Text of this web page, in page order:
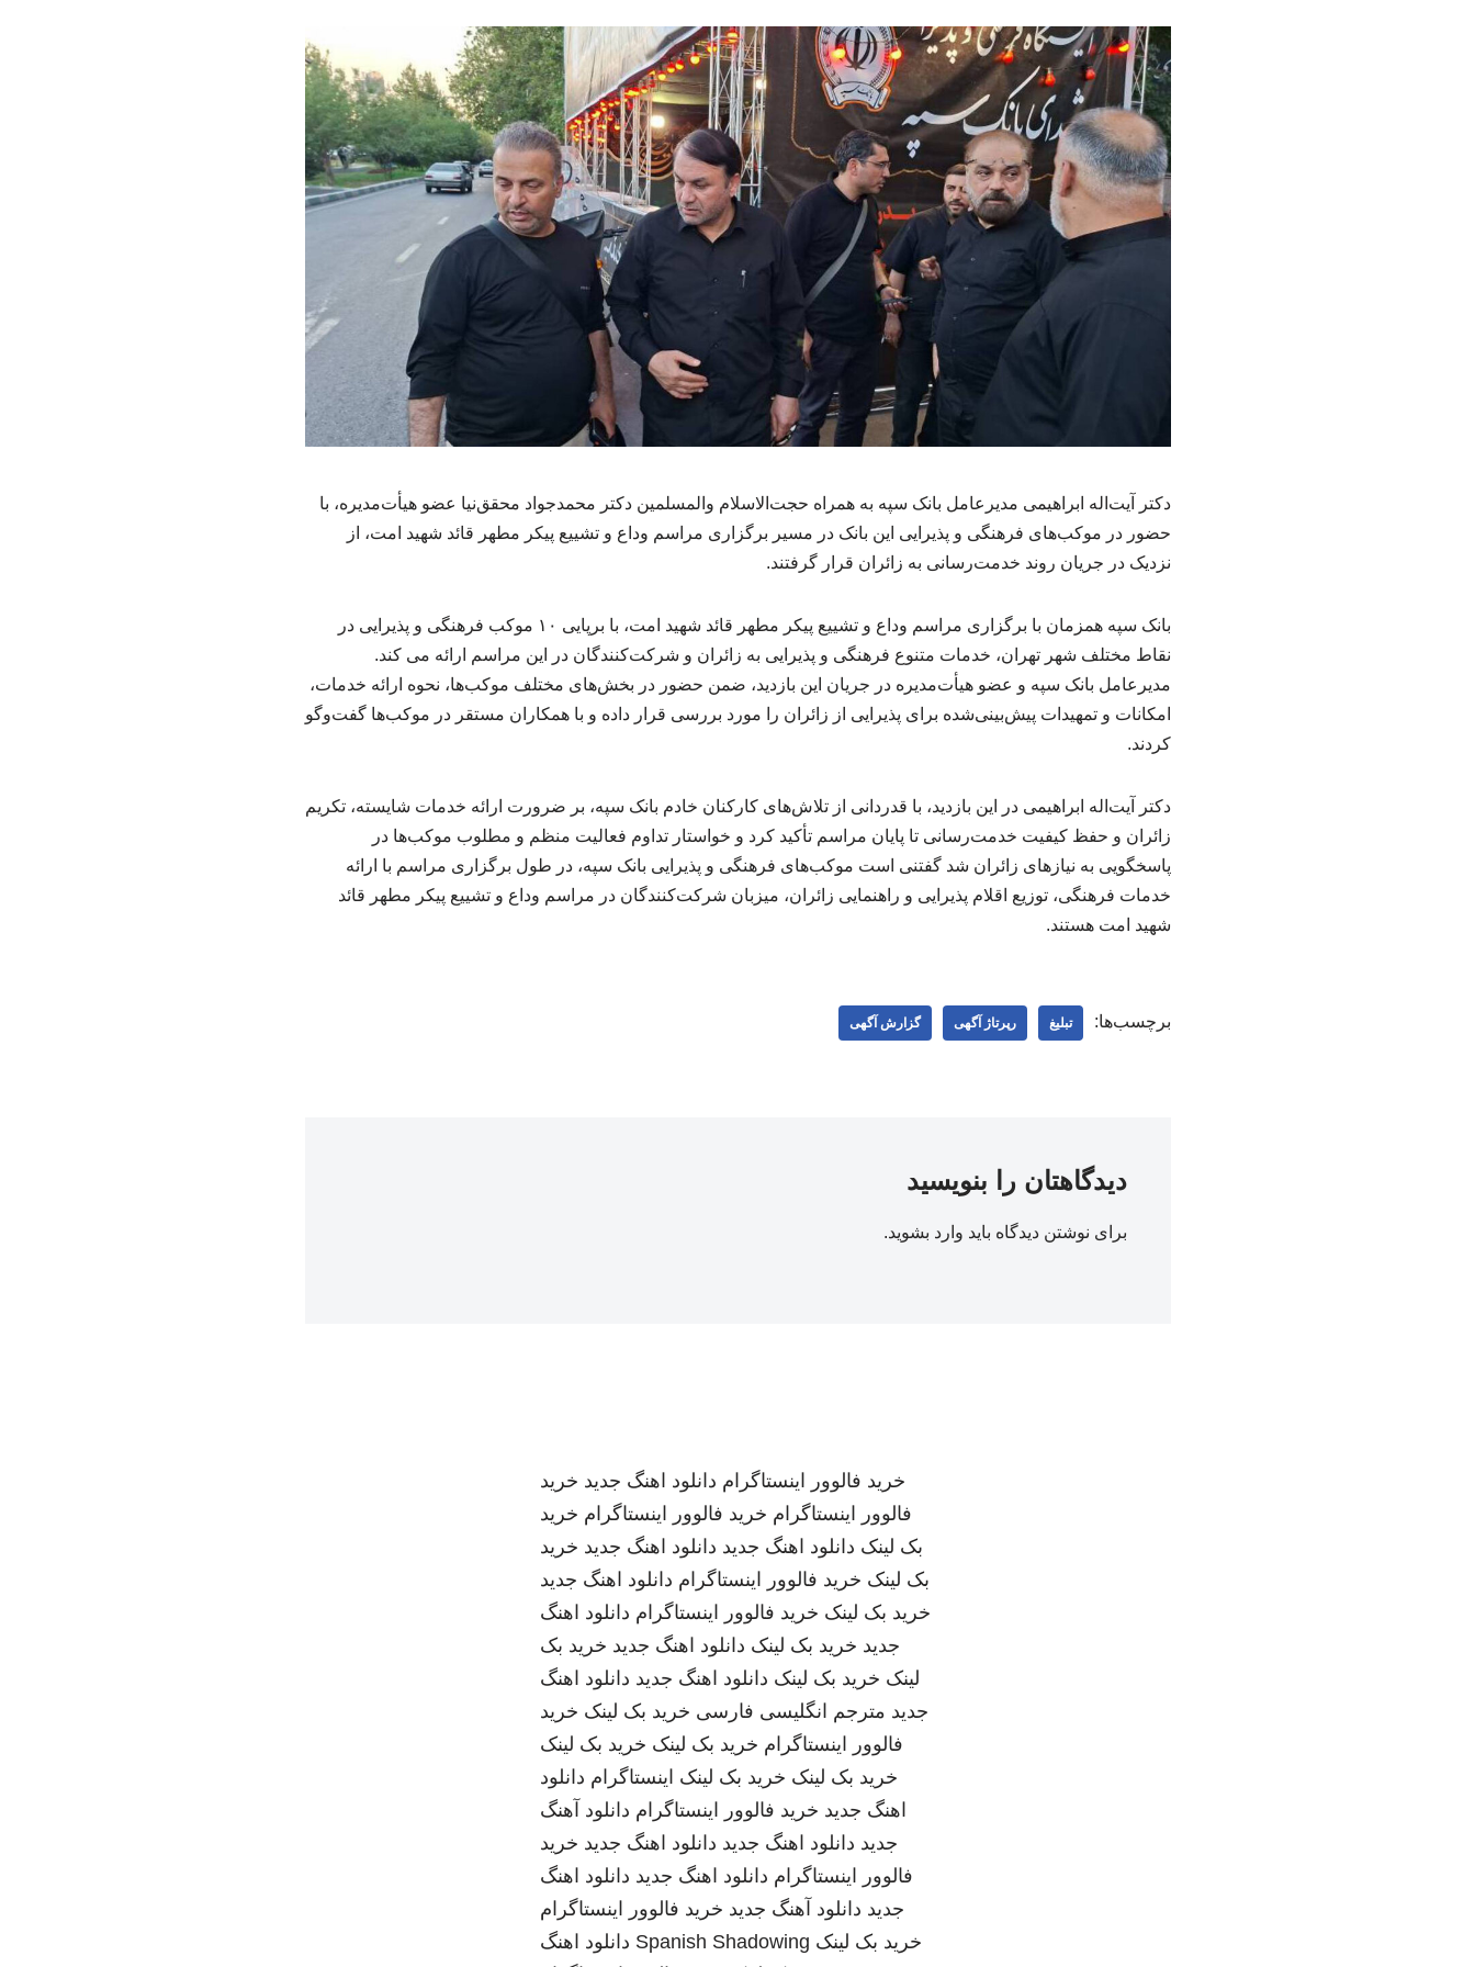
دکتر آیت‌اله ابراهیمی مدیرعامل بانک سپه به همراه حجت‌الاسلام والمسلمین دکتر محمدجواد محقق‌نیا عضو هیأت‌مدیره، با
حضور در موکب‌های فرهنگی و پذیرایی این بانک در مسیر برگزاری مراسم وداع و تشییع پیکر مطهر قائد شهید امت، از
نزدیک در جریان روند خدمت‌رسانی به زائران قرار گرفتند.
بانک سپه همزمان با برگزاری مراسم وداع و تشییع پیکر مطهر قائد شهید امت، با برپایی ۱۰ موکب فرهنگی و پذیرایی در
نقاط مختلف شهر تهران، خدمات متنوع فرهنگی و پذیرایی به زائران و شرکت‌کنندگان در این مراسم ارائه می کند.
مدیرعامل بانک سپه و عضو هیأت‌مدیره در جریان این بازدید، ضمن حضور در بخش‌های مختلف موکب‌ها، نحوه ارائه خدمات،
امکانات و تمهیدات پیش‌بینی‌شده برای پذیرایی از زائران را مورد بررسی قرار داده و با همکاران مستقر در موکب‌ها گفت‌وگو
کردند.
دکتر آیت‌اله ابراهیمی در این بازدید، با قدردانی از تلاش‌های کارکنان خادم بانک سپه، بر ضرورت ارائه خدمات شایسته، تکریم
زائران و حفظ کیفیت خدمت‌رسانی تا پایان مراسم تأکید کرد و خواستار تداوم فعالیت منظم و مطلوب موکب‌ها در
پاسخگویی به نیازهای زائران شد گفتنی است موکب‌های فرهنگی و پذیرایی بانک سپه، در طول برگزاری مراسم با ارائه
خدمات فرهنگی، توزیع اقلام پذیرایی و راهنمایی زائران، میزبان شرکت‌کنندگان در مراسم وداع و تشییع پیکر مطهر قائد
شهید امت هستند.
برچسب‌ها: تبلیغ رپرتاژ آگهی گزارش آگهی
دیدگاهتان را بنویسید
برای نوشتن دیدگاه باید وارد بشوید.
خرید فالوور اینستاگرام دانلود اهنگ جدید خرید
فالوور اینستاگرام خرید فالوور اینستاگرام خرید
بک لینک دانلود اهنگ جدید دانلود اهنگ جدید خرید
بک لینک خرید فالوور اینستاگرام دانلود اهنگ جدید
خرید بک لینک خرید فالوور اینستاگرام دانلود اهنگ
جدید خرید بک لینک دانلود اهنگ جدید خرید بک
لینک خرید بک لینک دانلود اهنگ جدید دانلود اهنگ
جدید مترجم انگلیسی فارسی خرید بک لینک خرید
فالوور اینستاگرام خرید بک لینک خرید بک لینک
خرید بک لینک خرید بک لینک اینستاگرام دانلود
اهنگ جدید خرید فالوور اینستاگرام دانلود آهنگ
جدید دانلود اهنگ جدید دانلود اهنگ جدید خرید
فالوور اینستاگرام دانلود اهنگ جدید دانلود اهنگ
جدید دانلود آهنگ جدید خرید فالوور اینستاگرام
خرید بک لینک Spanish Shadowing دانلود اهنگ